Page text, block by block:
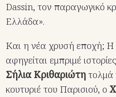
Dassin, τον παραγωγικό
Ελλάδα».
Και η νέα χρυσή εποχή; Η
αφηγείται εμπριμέ
Σήλια Κριθαριώτητολμά
κουτυριέ του Παρισιού, ο